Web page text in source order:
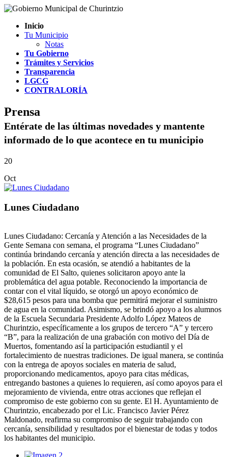
Inicio
Tu Municipio
Notas
Tu Gobierno
Trámites y Servicios
Transparencia
LGCG
CONTRALORÍA
Prensa
Entérate de las últimas novedades y mantente
informado de lo que acontece en tu municipio
20
Oct
Lunes Ciudadano
Lunes Ciudadano: Cercanía y Atención a las Necesidades de la
Gente Semana con semana, el programa “Lunes Ciudadano”
continúa brindando cercanía y atención directa a las necesidades de
la población. En esta ocasión, se atendió a habitantes de la
comunidad de El Salto, quienes solicitaron apoyo ante la
problemática del agua potable. Reconociendo la importancia de
contar con el vital líquido, se otorgó un apoyo económico de
$28,615 pesos para una bomba que permitirá mejorar el suministro
de agua en la comunidad. Asimismo, se brindó apoyo a los alumnos
de la Escuela Secundaria Presidente Adolfo López Mateos de
Churintzio, específicamente a los grupos de tercero “A” y tercero
“B”, para la realización de una grabación con motivo del Día de
Muertos, fomentando así la participación estudiantil y el
fortalecimiento de nuestras tradiciones. De igual manera, se continúa
con la entrega de apoyos sociales en materia de salud,
proporcionando medicamentos, apoyo para citas médicas,
entregando bastones a quienes lo requieren, así como apoyos para el
mejoramiento de vivienda, entre otras acciones que reflejan el
compromiso de este gobierno con su gente. El H. Ayuntamiento de
Churintzio, encabezado por el Lic. Francisco Javier Pérez
Maldonado, reafirma su compromiso de seguir trabajando con
cercanía, sensibilidad y resultados por el bienestar de todas y todos
los habitantes del municipio.